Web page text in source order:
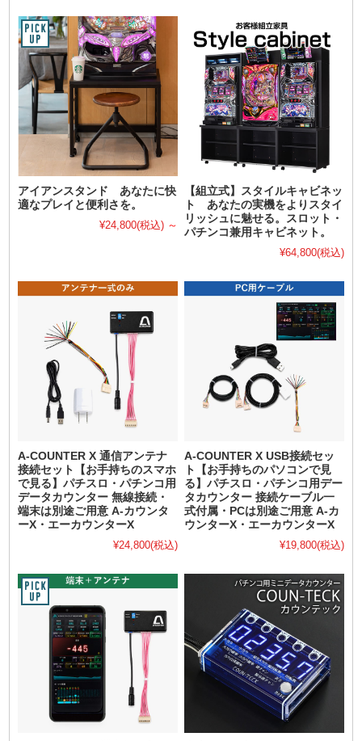
アイアンスタンド あなたに快
適なプレイと便利さを。
¥24,800(税込) ～
【組立式】スタイルキャビネッ
ト あなたの実機をよりスタイ
リッシュに魅せる。スロット・
パチンコ兼用キャビネット。
¥64,800(税込)
A-COUNTER X 通信アンテナ
接続セット【お手持ちのスマホ
で見る】パチスロ・パチンコ用
データカウンター 無線接続・
端末は別途ご用意 A-カウンタ
ーX・エーカウンターX
¥24,800(税込)
A-COUNTER X USB接続セッ
ト【お手持ちのパソコンで見
る】パチスロ・パチンコ用デー
タカウンター 接続ケーブル一
式付属・PCは別途ご用意 A-カ
ウンターX・エーカウンターX
¥19,800(税込)